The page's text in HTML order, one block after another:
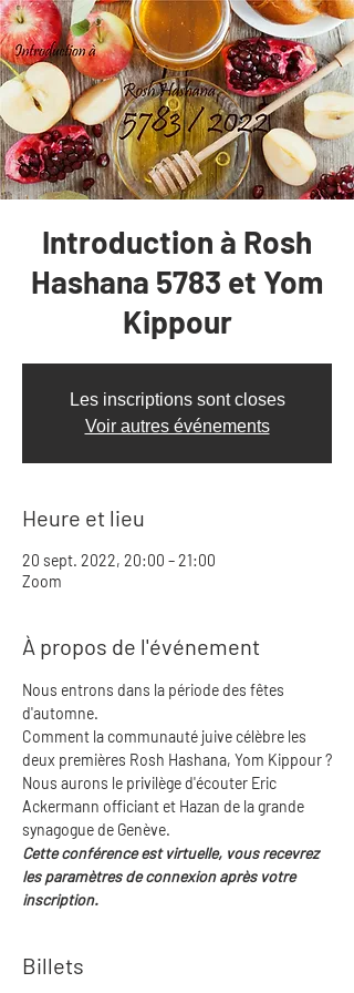
Introduction à Rosh
Hashana 5783 et Yom
Kippour
Les inscriptions sont closes
Voir autres événements
Heure et lieu
20 sept. 2022, 20:00 – 21:00
Zoom
À propos de l'événement
Nous entrons dans la période des fêtes
d'automne.
Comment la communauté juive célèbre les
deux premières Rosh Hashana, Yom Kippour ?
Nous aurons le privilège d'écouter Eric
Ackermann officiant et Hazan de la grande
synagogue de Genève.
Cette conférence est virtuelle, vous recevrez
les paramètres de connexion après votre
inscription.
Billets